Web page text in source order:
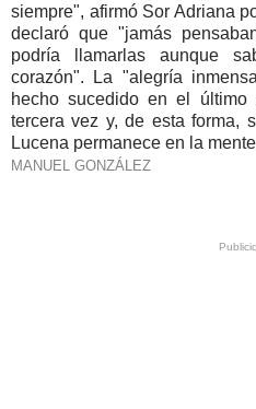
siempre", afirmó Sor Adriana
declaró que "jamás
podría llamarlas aunque
corazón". La "alegría
hecho sucedido en el último
tercera vez y, de esta forma,
Lucena permanece en la
MANUEL GONZÁLEZ